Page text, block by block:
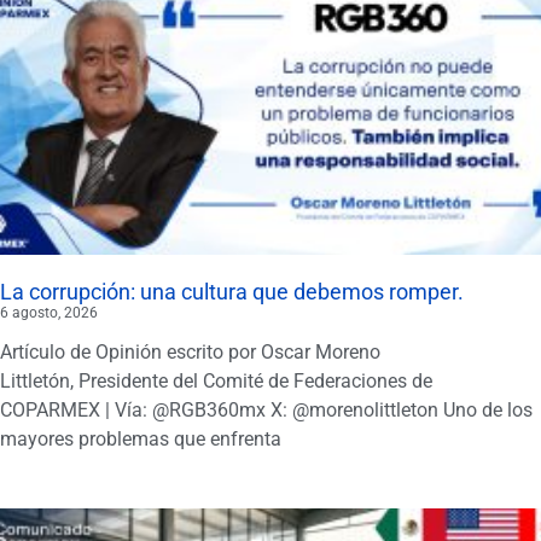
La corrupción: una cultura que debemos romper.
6 agosto, 2026
Artículo de Opinión escrito por Oscar Moreno
Littletón, Presidente del Comité de Federaciones de
COPARMEX | Vía: @RGB360mx X: @morenolittleton Uno de los
mayores problemas que enfrenta